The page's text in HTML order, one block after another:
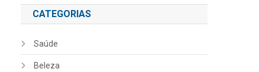
CATEGORIAS
Saúde
Beleza